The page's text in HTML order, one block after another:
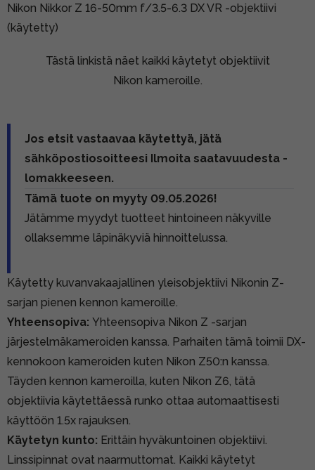
Nikon Nikkor Z 16-50mm f/3.5-6.3 DX VR -objektiivi
(käytetty)
Tästä linkistä näet kaikki käytetyt objektiivit
Nikon kameroille.
Jos etsit vastaavaa käytettyä, jätä
sähköpostiosoitteesi Ilmoita saatavuudesta -
lomakkeeseen.
Tämä tuote on myyty 09.05.2026!
Jätämme myydyt tuotteet hintoineen näkyville
ollaksemme läpinäkyviä hinnoittelussa.
Käytetty kuvanvakaajallinen yleisobjektiivi Nikonin Z-
sarjan pienen kennon kameroille.
Yhteensopiva: Yhteensopiva Nikon Z -sarjan
järjestelmäkameroiden kanssa. Parhaiten tämä toimii DX-
kennokoon kameroiden kuten Nikon Z50:n kanssa.
Täyden kennon kameroilla, kuten Nikon Z6, tätä
objektiivia käytettäessä runko ottaa automaattisesti
käyttöön 1.5x rajauksen.
Käytetyn kunto: Erittäin hyväkuntoinen objektiivi.
Linssipinnat ovat naarmuttomat. Kaikki käytetyt